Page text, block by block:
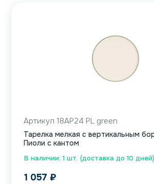
В наличии: 1 шт. (доставка до 10 дней)
Артикул 18AP24 PL green
Тарелка мелкая с вертикальным
Пиоли с кантом
1 057 ₽